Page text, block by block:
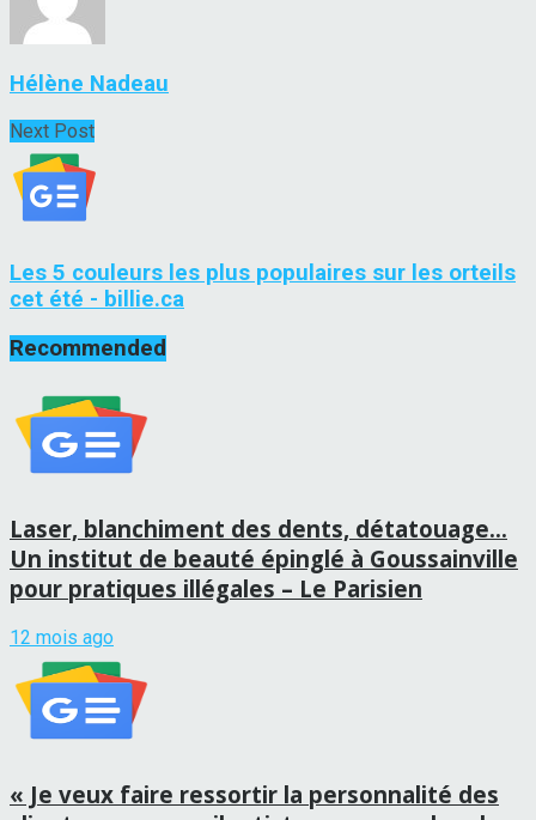
Hélène Nadeau
Next Post
Les 5 couleurs les plus populaires sur les orteils
cet été - billie.ca
Recommended
Laser, blanchiment des dents, détatouage…
Un institut de beauté épinglé à Goussainville
pour pratiques illégales – Le Parisien
12 mois ago
« Je veux faire ressortir la personnalité des